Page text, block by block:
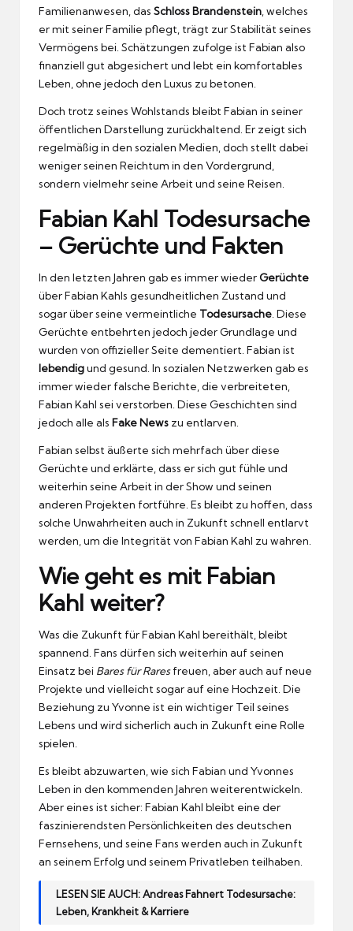
Familienanwesen, das Schloss Brandenstein , welches
er mit seiner Familie pflegt, trägt zur Stabilität seines
Vermögens bei. Schätzungen zufolge ist Fabian also
finanziell gut abgesichert und lebt ein komfortables
Leben, ohne jedoch den Luxus zu betonen.
Doch trotz seines Wohlstands bleibt Fabian in seiner
öffentlichen Darstellung zurückhaltend. Er zeigt sich
regelmäßig in den sozialen Medien, doch stellt dabei
weniger seinen Reichtum in den Vordergrund,
sondern vielmehr seine Arbeit und seine Reisen.
Fabian Kahl Todesursache
– Gerüchte und Fakten
In den letzten Jahren gab es immer wiederGerüchte
über Fabian Kahls gesundheitlichen Zustand und
sogar über seine vermeintliche Todesursache . Diese
Gerüchte entbehrten jedoch jeder Grundlage und
wurden von offizieller Seite dementiert. Fabian ist
lebendigund gesund. In sozialen Netzwerken gab es
immer wieder falsche Berichte, die verbreiteten,
Fabian Kahl sei verstorben. Diese Geschichten sind
jedoch alle als Fake News zu entlarven.
Fabian selbst äußerte sich mehrfach über diese
Gerüchte und erklärte, dass er sich gut fühle und
weiterhin seine Arbeit in der Show und seinen
anderen Projekten fortführe. Es bleibt zu hoffen, dass
solche Unwahrheiten auch in Zukunft schnell entlarvt
werden, um die Integrität von Fabian Kahl zu wahren.
Wie geht es mit Fabian
Kahl weiter?
Was die Zukunft für Fabian Kahl bereithält, bleibt
spannend. Fans dürfen sich weiterhin auf seinen
Einsatz bei Bares für Raresfreuen, aber auch auf neue
Projekte und vielleicht sogar auf eine Hochzeit. Die
Beziehung zu Yvonne ist ein wichtiger Teil seines
Lebens und wird sicherlich auch in Zukunft eine Rolle
spielen.
Es bleibt abzuwarten, wie sich Fabian und Yvonnes
Leben in den kommenden Jahren weiterentwickeln.
Aber eines ist sicher: Fabian Kahl bleibt eine der
faszinierendsten Persönlichkeiten des deutschen
Fernsehens, und seine Fans werden auch in Zukunft
an seinem Erfolg und seinem Privatleben teilhaben.
LESEN SIE AUCH:Andreas Fahnert Todesursache:
Leben, Krankheit & Karriere